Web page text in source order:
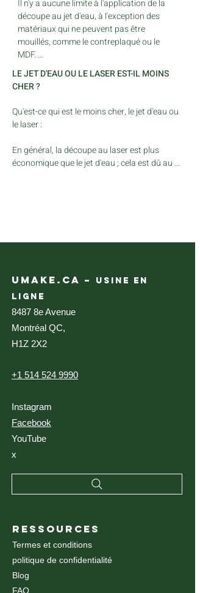
Il n'y a aucune limite à l'application de la
découpe au jet d'eau, à l'exception des
matériaux qui ne peuvent pas être
mouillés, comme le contreplaqué ou le
MDF.
La technologie du jet d'eau est applicable à
une plus grande variété de matériaux pour
la découpe 2D et 5 axes, notamment la
pierre, les composites, les aliments, le
verre, les polymères et les métaux.
L'épaisseur qui peut être obtenue lors de la
découpe au jet d'eau est également
supérieure, avec une épaisseur allant
jusqu'à 4 pouces.
LE JET D'EAU OU LE LASER EST-IL MOINS
CHER ?
Qu'est-ce qui est le moins cher, le jet d'eau ou
le laser :
En général, la découpe au laser est plus
économique que le jet d'eau ; cela est dû au
des contrôles des coûts qui nous permettent
sur la machine, la découpe au laser est plus
économique
UMAKE.CA –
USINE EN
LIGNE
8487 8e Avenue
Montréal QC,
H1Z 2X2
+1 514 524 9990
Instagram
Facebook
YouTube
x
RESSOURCES
Termes et conditions
politique de confidentialité
Blog
FAQ